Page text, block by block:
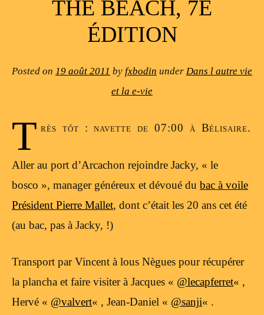
THE BEACH, 7E
ÉDITION
Posted on 19 août 2011 by fxbodin under Dans l autre vie
et la e-vie
T rès tôt : navette de 07:00 à Bélisaire.
Aller au port d’Arcachon rejoindre Jacky, « le
bosco », manager généreux et dévoué du bac à voile
Président Pierre Mallet, dont c’était les 20 ans cet été
(au bac, pas à Jacky, !)
Transport par Vincent à lous Nègues pour récupérer
la plancha et faire visiter à Jacques « @lecapferret« ,
Hervé « @valvert« , Jean-Daniel « @sanji« .